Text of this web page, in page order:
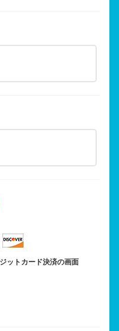
ットカード決済の画面